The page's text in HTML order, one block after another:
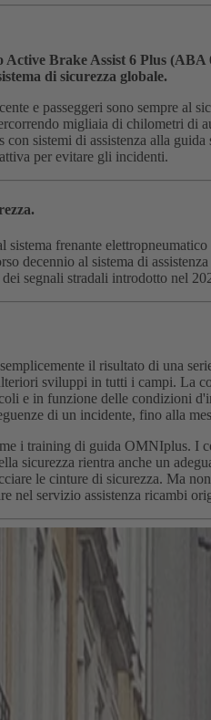
Brake Assist 6 Plus
di sicurezza globale.
e passeggeri sono sempre
migliaia di chilometri di
con sistemi di assistenza alla
per evitare gli incidenti.
sistema frenante
decennio al sistema di
segnali stradali introdotto nel
il risultato di una
sviluppi in tutti i campi. La
e in funzione delle condizioni
di un incidente, fino alla
i training di guida OMNIplus. I
sicurezza rientra anche un
le cinture di sicurezza. Ma
nel servizio assistenza ricambi